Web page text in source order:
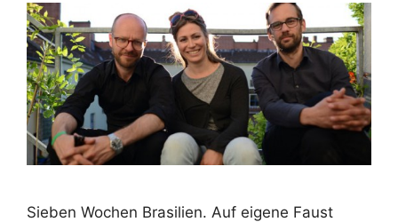
Sieben Wochen Brasilien. Auf eigene Faust